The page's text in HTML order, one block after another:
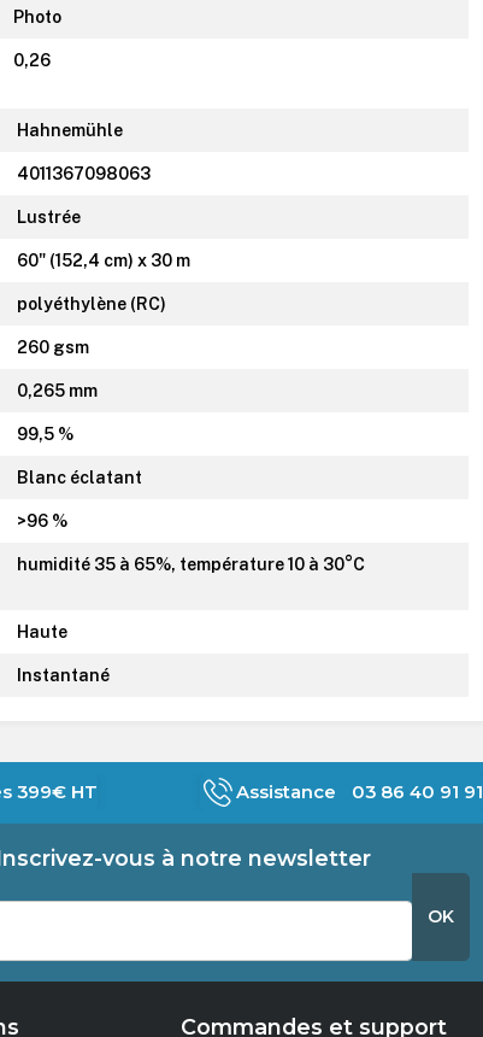
Photo
0,26
Hahnemühle
4011367098063
Lustrée
60" (152,4 cm) x 30 m
polyéthylène (RC)
260 gsm
0,265 mm
99,5 %
Blanc éclatant
>96 %
humidité 35 à 65%, température 10 à 30°C
Haute
Instantané
399€ HT Assistance 03 86 40 91 91
vous à notre newsletter
OK
Commandes et support